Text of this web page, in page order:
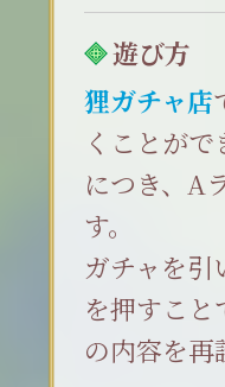
遊び方
狸ガチャ店
くことが
につき、A
す。
ガチャを
を押すこ
の内容を再